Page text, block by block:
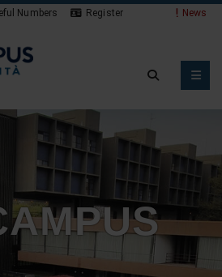
Numbers Register News